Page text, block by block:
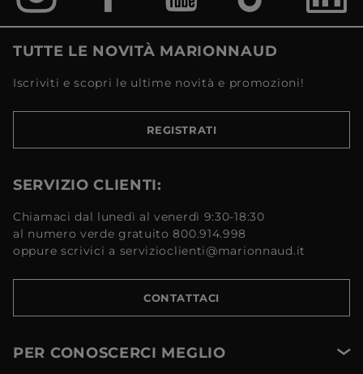
TUTTE LE NOVITÀ MARIONNAUD
Iscriviti e scopri le ultime novità e promozioni!
REGISTRATI
SERVIZIO CLIENTI:
Chiamaci dal lunedì al venerdì 9:30-18:30
al numero verde gratuito 800.914.998
oppure scrivici a servizioclienti@marionnaud.it
CONTATTACI
PER CONOSCERCI MEGLIO